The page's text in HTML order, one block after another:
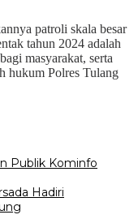
patroli skala besar
tahun 2024 adalah
masyarakat, serta
hukum Polres Tulang
Publik Kominfo
Hadiri